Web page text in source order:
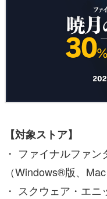
【対象ストア】
・ ファイナルファ
（Windows®版、Mac
・ スクウェア・エ